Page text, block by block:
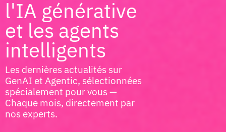
l'IA générative
et les agents
intelligents
Les dernières actualités sur
GenAI et Agentic, sélectionnées
spécialement pour vous —
Chaque mois, directement par
nos experts.